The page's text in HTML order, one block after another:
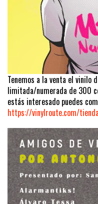
Tenemos a la venta el vinilo
limitada/numerada de 300
estás interesado puedes
https://vinylroute.com/tienda